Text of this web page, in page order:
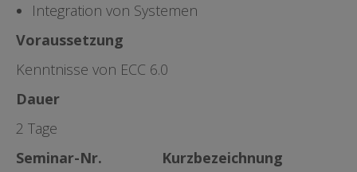
Integration von Systemen
Voraussetzung
Kenntnisse von ECC 6.0
Dauer
2 Tage
Seminar-Nr. Kurzbezeichnung